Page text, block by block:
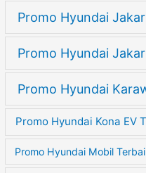
Promo Hyundai
Promo Hyundai
Promo Hyundai
Promo Hyundai Kona EV
Promo Hyundai Mobil